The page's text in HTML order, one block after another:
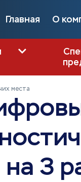
Главная О
места
на 3